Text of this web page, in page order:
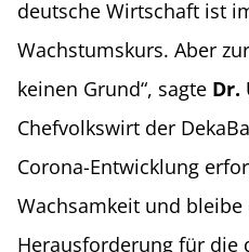
deutsche Wirtschaft ist
Wachstumskurs. Aber
keinen Grund“, sagte Dr.
Chefvolkswirt der
Corona-Entwicklung
Wachsamkeit und
Herausforderung für die